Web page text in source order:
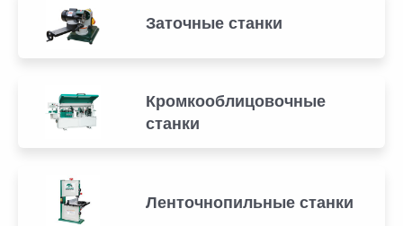
Заточные станки
Кромкооблицовочные
станки
Ленточнопильные станки